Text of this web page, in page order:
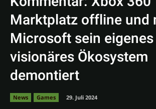
Marktplatz offline und
Microsoft sein eigenes
visionäres Ökosystem
demontiert
News Games 29. Juli 2024